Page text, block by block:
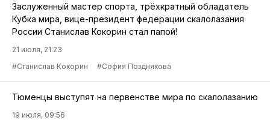
Заслуженный мастер спорта, трёхкратный обладатель
Кубка мира, вице-президент федерации скалолазания
России Станислав Кокорин стал папой!
21 июля, 21:23
#Станислав Кокорин
#София Позднякова
Тюменцы выступят на первенстве мира по скалолазанию
19 июля, 09:56